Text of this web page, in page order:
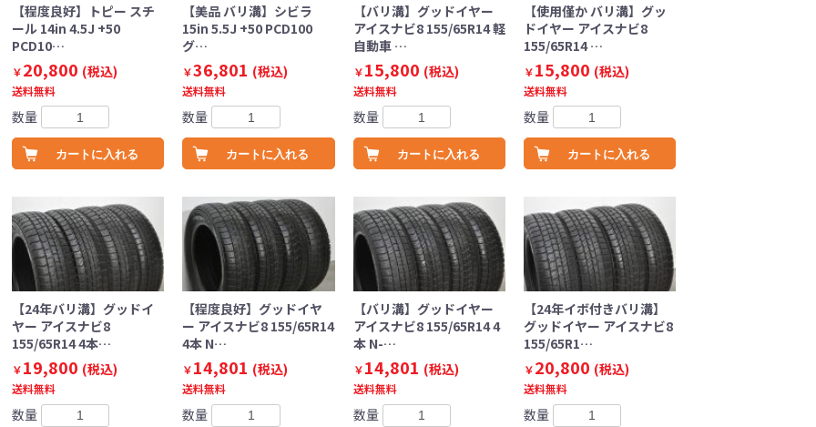
【程度良好】トピー スチ
ール 14in 4.5J +50
PCD10…
￥20,800 (税込)
送料無料
数量
カートに入れる
【美品 バリ溝】シビラ
15in 5.5J +50 PCD100
グ…
￥36,801 (税込)
送料無料
数量
カートに入れる
【バリ溝】グッドイヤー
アイスナビ8 155/65R14 軽
自動車 …
￥15,800 (税込)
送料無料
数量
カートに入れる
【使用僅か バリ溝】グッ
ドイヤー アイスナビ8
155/65R14 …
￥15,800 (税込)
送料無料
数量
カートに入れる
【24年バリ溝】グッドイ
ヤー アイスナビ8
155/65R14 4本…
￥19,800 (税込)
送料無料
数量
【程度良好】グッドイヤ
ー アイスナビ8 155/65R14
4本 N…
￥14,801 (税込)
送料無料
数量
【バリ溝】グッドイヤー
アイスナビ8 155/65R14 4
本 N-…
￥14,801 (税込)
送料無料
数量
【24年イボ付きバリ溝】
グッドイヤー アイスナビ8
155/65R1…
￥20,800 (税込)
送料無料
数量